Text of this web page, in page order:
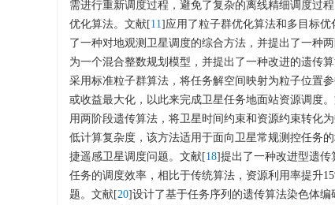
需进行重新调度过程，避免了复杂的离线精细调度过
优化算法。文献[11]应用了粒子群优化算法和多目标
了一种对地观测卫星调度的综合方法，并提出了一种
为一个混合整数规划模型，并提出了一种改进的遗传
采用标准粒子群算法，将任务解空间映射为粒子位置
或收益最大化，以此来完成卫星任务地面站资源调度
用两阶段遗传算法，将卫星时间约束和资源约束转化
低计算复杂度，该方法适用于面向卫星常规测控任务
捷遥感卫星调度问题。文献[18]提出了一种改进型遗传
任务的调度效率，相比于传统算法，资源利用率提升
题。文献[20]设计了基于任务序列的遗传算法染色体